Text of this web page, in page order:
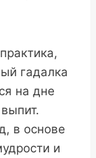
гадалка
на дне
в основе
и